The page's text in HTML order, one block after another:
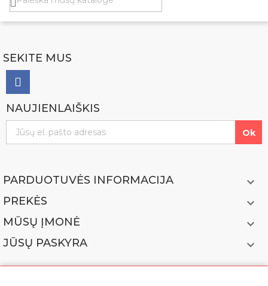
SEKITE MUS
NAUJIENLAIŠKIS
PARDUOTUVĖS INFORMACIJA 
PREKĖS 
MŪSŲ ĮMONĖ 
JŪSŲ PASKYRA 